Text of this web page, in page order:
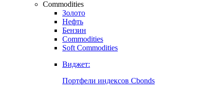
Commodities
Золото
Нефть
Бензин
Commodities
Soft Commodities
Виджет:
Портфели индексов Cbonds